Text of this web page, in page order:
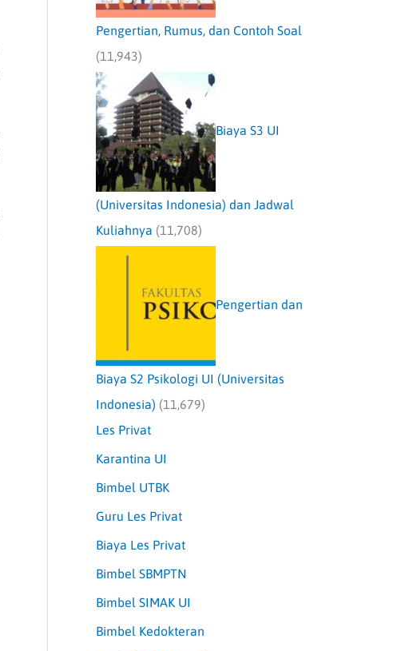
Pengertian, Rumus, dan Contoh Soal
(11,943)
Biaya S3 UI
(Universitas Indonesia) dan Jadwal
Kuliahnya (11,708)
Pengertian dan
Biaya S2 Psikologi UI (Universitas
Indonesia) (11,679)
Les Privat
Karantina UI
Bimbel UTBK
Guru Les Privat
Biaya Les Privat
Bimbel SBMPTN
Bimbel SIMAK UI
Bimbel Kedokteran